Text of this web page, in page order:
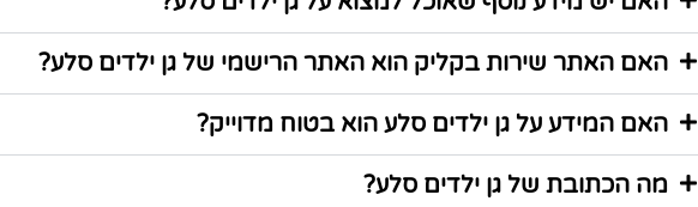
האם האתר שירות בקליק הוא האתר הרישמי של גן ילדים סלע?
האם המידע על גן ילדים סלע הוא בטוח מדוייק?
מה הכתובת של גן ילדים סלע?